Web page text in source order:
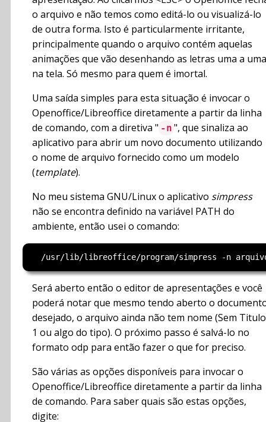
o arquivo e não temos como editá-lo ou visualizá-lo
de outra forma. Isto é particularmente irritante,
principalmente quando o arquivo contém aquelas
animações que vão desenhando as letras uma a uma
na tela. Só mesmo para quem é imortal.
Uma saída simples para esta situação é invocar o
Openoffice/Libreoffice diretamente a partir da linha
de comando, com a diretiva " -n ", que sinaliza ao
aplicativo para abrir um novo documento utilizando
o nome de arquivo fornecido como um modelo
(template).
No meu sistema GNU/Linux o aplicativo simpress
não se encontra definido na variável PATH do
ambiente, então usei o comando:
Será aberto então o editor de apresentações e você
poderá notar que mesmo tendo aberto o
desejado, o arquivo ainda não tem nome (Sem Titulo
1 ou algo do tipo). O próximo passo é salvá-lo no
formato odp para então fazer o que for preciso.
São várias as opções disponíveis para invocar o
Openoffice/Libreoffice diretamente a partir da linha
de comando. Para saber quais são estas opções,
digite: